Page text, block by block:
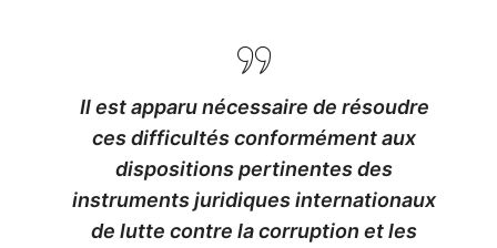
Il est apparu nécessaire de résoudre
ces difficultés conformément aux
dispositions pertinentes des
instruments juridiques internationaux
de lutte contre la corruption et les